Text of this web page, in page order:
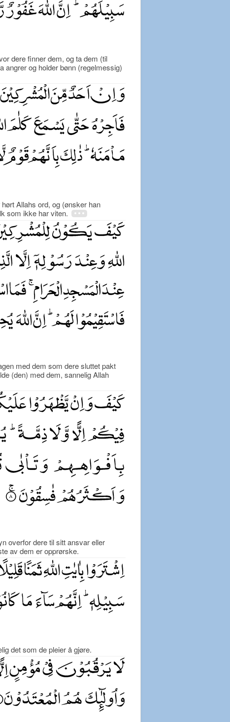
dere finner dem, og ta dem (til
angrer og holder bønn (regelmessig)
Allahs ord, og (ønsker han
som ikke har viten.
med dem som dere sluttet pakt
(den) med dem, sannelig Allah
overfor dere til sitt ansvar eller
av dem er opprørske.
det som de pleier å gjøre.